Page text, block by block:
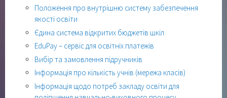
Положення про внутрішню систему забезпечення
якості освіти
Єдина система відкритих бюджетів шкіл
EduPay – сервіс для освітніх платежів
Вибір та замовлення підручників
Інформація про кількість учнів (мережа класів)
Інформація щодо потреб закладу освіти для